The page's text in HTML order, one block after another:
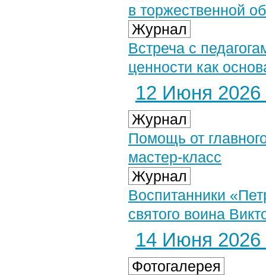
в торжественной
Журнал
Встреча с
ценности как
12 Июня 2026
Журнал
Помощь от
мастер-класс
Журнал
Воспитанники
святого воина
14 Июня 2026
Фотогалерея